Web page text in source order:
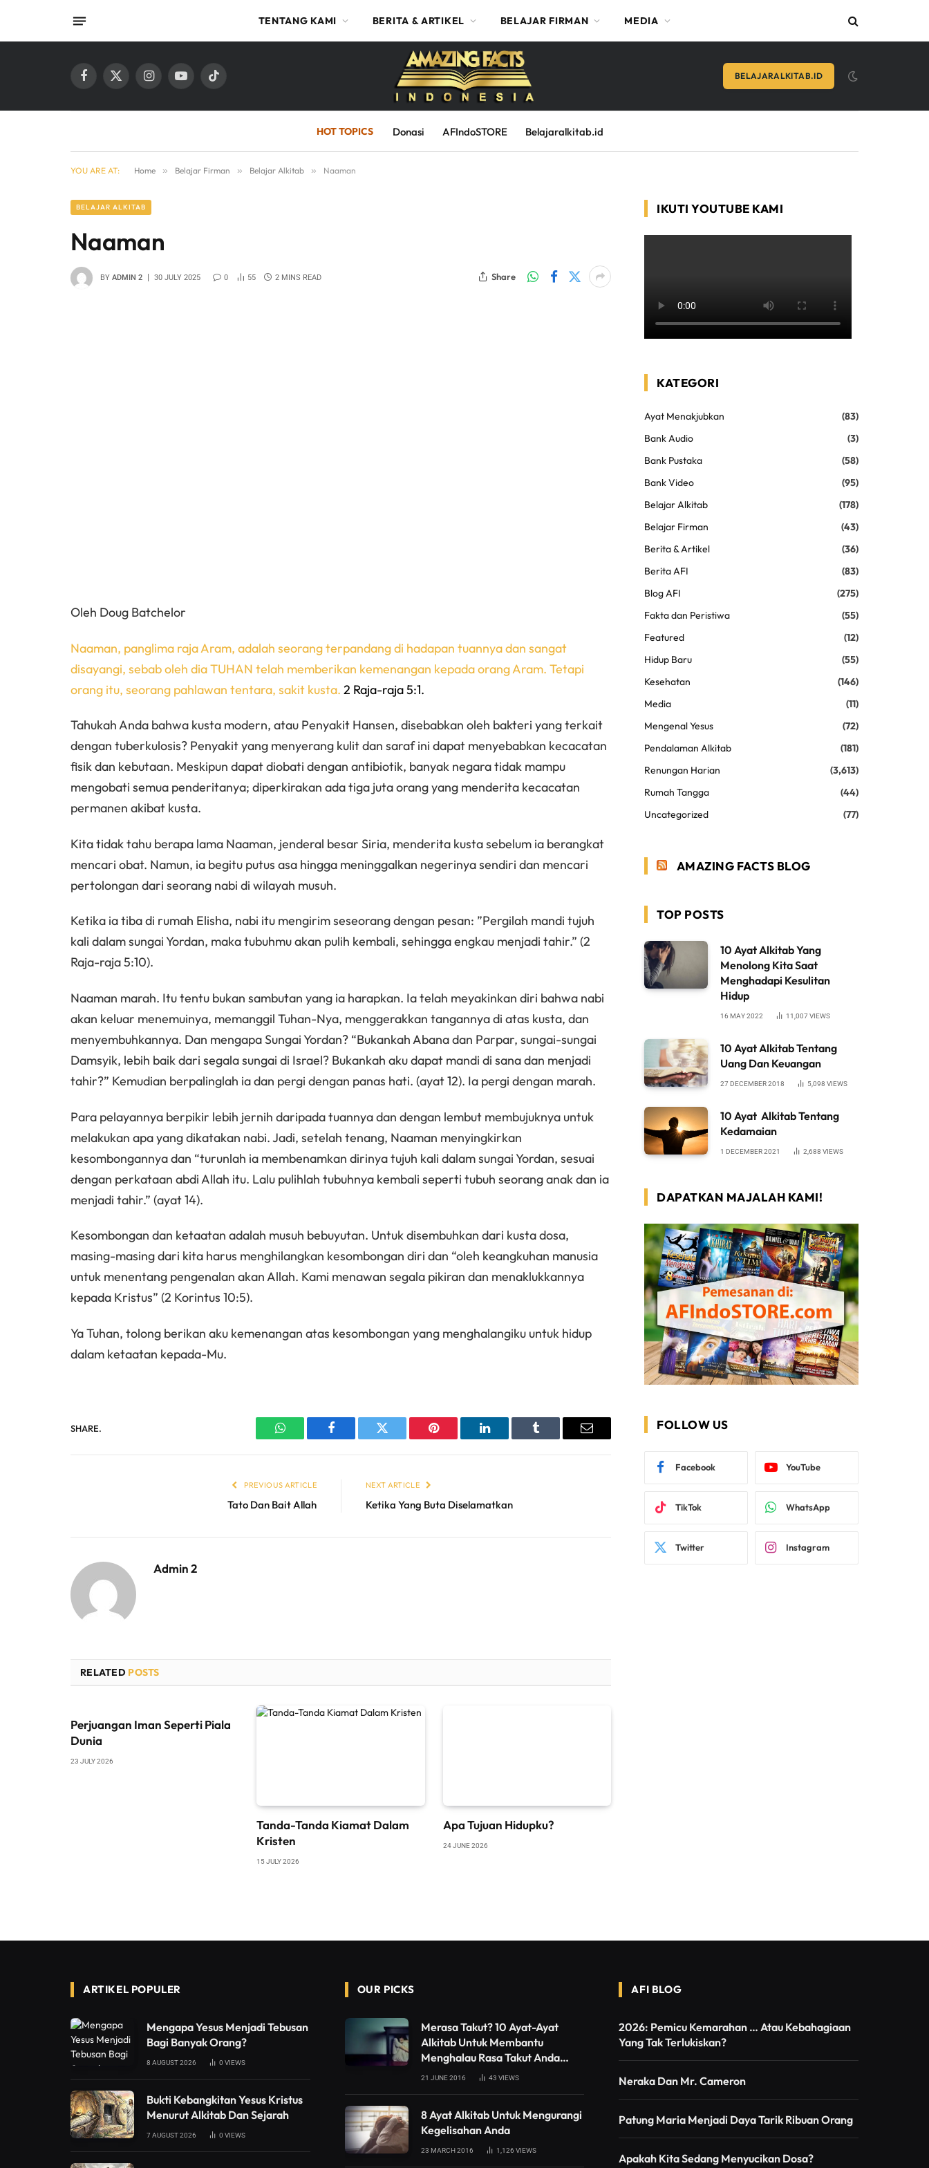
TENTANG KAMI BERITA & ARTIKEL BELAJAR FIRMAN MEDIA
Facebook
X
InstagramYouTubeTikTok BELAJARALKITAB.ID
HOT TOPICS Donasi AFIndoSTORE Belajaralkitab.id
YOU ARE AT: Home » Belajar Firman » Belajar Alkitab » Naaman
BELAJAR ALKITAB
Naaman
BY ADMIN 2 30 JULY 2025 0 55 2 MINS READ Share
Oleh Doug Batchelor
Naaman, panglima raja Aram, adalah seorang terpandang di hadapan tuannya dan sangat
disayangi, sebab oleh dia TUHAN telah memberikan kemenangan kepada orang Aram. Tetapi
orang itu, seorang pahlawan tentara, sakit kusta. 2 Raja-raja 5:1.
Tahukah Anda bahwa kusta modern, atau Penyakit Hansen, disebabkan oleh bakteri yang terkait
dengan tuberkulosis? Penyakit yang menyerang kulit dan saraf ini dapat menyebabkan kecacatan
fisik dan kebutaan. Meskipun dapat diobati dengan antibiotik, banyak negara tidak mampu
mengobati semua penderitanya; diperkirakan ada tiga juta orang yang menderita kecacatan
permanen akibat kusta.
Kita tidak tahu berapa lama Naaman, jenderal besar Siria, menderita kusta sebelum ia berangkat
mencari obat. Namun, ia begitu putus asa hingga meninggalkan negerinya sendiri dan mencari
pertolongan dari seorang nabi di wilayah musuh.
Ketika ia tiba di rumah Elisha, nabi itu mengirim seseorang dengan pesan: ”Pergilah mandi tujuh
kali dalam sungai Yordan, maka tubuhmu akan pulih kembali, sehingga engkau menjadi tahir.” (2
Raja-raja 5:10).
Naaman marah. Itu tentu bukan sambutan yang ia harapkan. Ia telah meyakinkan diri bahwa nabi
akan keluar menemuinya, memanggil Tuhan-Nya, menggerakkan tangannya di atas kusta, dan
menyembuhkannya. Dan mengapa Sungai Yordan? “Bukankah Abana dan Parpar, sungai-sungai
Damsyik, lebih baik dari segala sungai di Israel? Bukankah aku dapat mandi di sana dan menjadi
tahir?” Kemudian berpalinglah ia dan pergi dengan panas hati. (ayat 12). Ia pergi dengan marah.
Para pelayannya berpikir lebih jernih daripada tuannya dan dengan lembut membujuknya untuk
melakukan apa yang dikatakan nabi. Jadi, setelah tenang, Naaman menyingkirkan
kesombongannya dan “turunlah ia membenamkan dirinya tujuh kali dalam sungai Yordan, sesuai
dengan perkataan abdi Allah itu. Lalu pulihlah tubuhnya kembali seperti tubuh seorang anak dan ia
menjadi tahir.” (ayat 14).
Kesombongan dan ketaatan adalah musuh bebuyutan. Untuk disembuhkan dari kusta dosa,
masing-masing dari kita harus menghilangkan kesombongan diri dan “oleh keangkuhan manusia
untuk menentang pengenalan akan Allah. Kami menawan segala pikiran dan menaklukkannya
kepada Kristus” (2 Korintus 10:5).
Ya Tuhan, tolong berikan aku kemenangan atas kesombongan yang menghalangiku untuk hidup
dalam ketaatan kepada-Mu.
SHARE.
WhatsAppFacebook Twitter Pinterest LinkedIn Tumblr Email
PREVIOUS ARTICLE
Tato Dan Bait Allah
NEXT ARTICLE
Ketika Yang Buta Diselamatkan
Admin 2
RELATED POSTS
Perjuangan Iman Seperti Piala
Dunia
23 JULY 2026
Tanda-Tanda Kiamat Dalam
Kristen
15 JULY 2026
Apa Tujuan Hidupku?
24 JUNE 2026
IKUTI YOUTUBE KAMI
KATEGORI
Ayat Menakjubkan
(83)
Bank Audio
(3)
Bank Pustaka
(58)
Bank Video
(95)
Belajar Alkitab
(178)
Belajar Firman
(43)
Berita & Artikel
(36)
Berita AFI
(83)
Blog AFI
(275)
Fakta dan Peristiwa
(55)
Featured
(12)
Hidup Baru
(55)
Kesehatan
(146)
Media
(11)
Mengenal Yesus
(72)
Pendalaman Alkitab
(181)
Renungan Harian
(3,613)
Rumah Tangga
(44)
Uncategorized
(77)
AMAZING FACTS BLOG
TOP POSTS
10 Ayat Alkitab Yang
Menolong Kita Saat
Menghadapi Kesulitan
Hidup
16 MAY 2022 11,007 VIEWS
10 Ayat Alkitab Tentang
Uang Dan Keuangan
27 DECEMBER 2018 5,098 VIEWS
10 Ayat Alkitab Tentang
Kedamaian
1 DECEMBER 2021 2,688 VIEWS
DAPATKAN MAJALAH KAMI!
FOLLOW US
Facebook YouTube
TikTok WhatsApp
Twitter Instagram
ARTIKEL POPULER
Mengapa Yesus Menjadi Tebusan
Bagi Banyak Orang?
8 AUGUST 2026 0 VIEWS
Bukti Kebangkitan Yesus Kristus
Menurut Alkitab Dan Sejarah
7 AUGUST 2026 0 VIEWS
OUR PICKS
Merasa Takut? 10 Ayat-Ayat
Alkitab Untuk Membantu
Menghalau Rasa Takut Anda…
21 JUNE 2016 43 VIEWS
8 Ayat Alkitab Untuk Mengurangi
Kegelisahan Anda
23 MARCH 2016 1,126 VIEWS
AFI BLOG
2026: Pemicu Kemarahan … Atau Kebahagiaan
Yang Tak Terlukiskan?
Neraka Dan Mr. Cameron
Patung Maria Menjadi Daya Tarik Ribuan Orang
Apakah Kita Sedang Menyucikan Dosa?